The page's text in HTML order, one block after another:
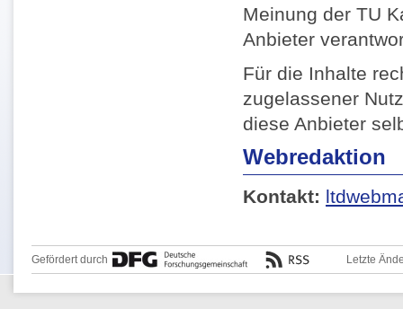
Meinung der TU
Anbieter
Für die Inhalte
zugelassener
diese Anbieter
Webredaktion
Kontakt:
Gefördert durch Letzte